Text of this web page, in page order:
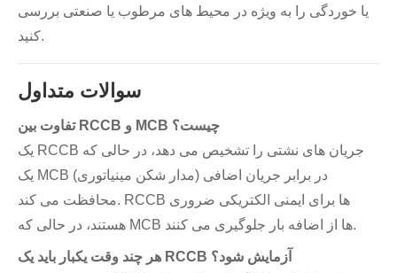
یا خوردگی را به ویژه در محیط های مرطوب یا صنعتی بررسی
کنید.
سوالات متداول
تفاوت بین RCCB و MCB چیست؟
یک RCCB جریان های نشتی را تشخیص می دهد، در حالی که
یک MCB (مدار شکن مینیاتوری) در برابر جریان اضافی
محافظت می کند. RCCB ها برای ایمنی الکتریکی ضروری
هستند، در حالی که MCB ها از اضافه بار جلوگیری می کنند.
هر چند وقت یکبار باید یک RCCB آزمایش شود؟